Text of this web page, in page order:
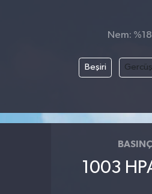
Nem:
Beşiri Gercüş
BASINÇ
1003